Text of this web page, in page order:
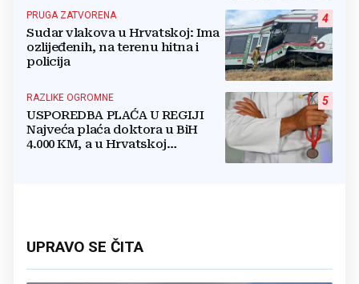
4
PRUGA ZATVORENA
Sudar vlakova u Hrvatskoj: Ima
ozlijeđenih, na terenu hitna i
policija
5
RAZLIKE OGROMNE
USPOREDBA PLAĆA U REGIJI
Najveća plaća doktora u BiH
4.000 KM, a u Hrvatskoj
UPRAVO SE ČITA